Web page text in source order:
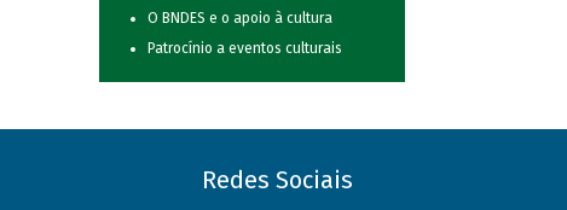
O BNDES e o apoio à cultura
Patrocínio a eventos culturais
Redes Sociais